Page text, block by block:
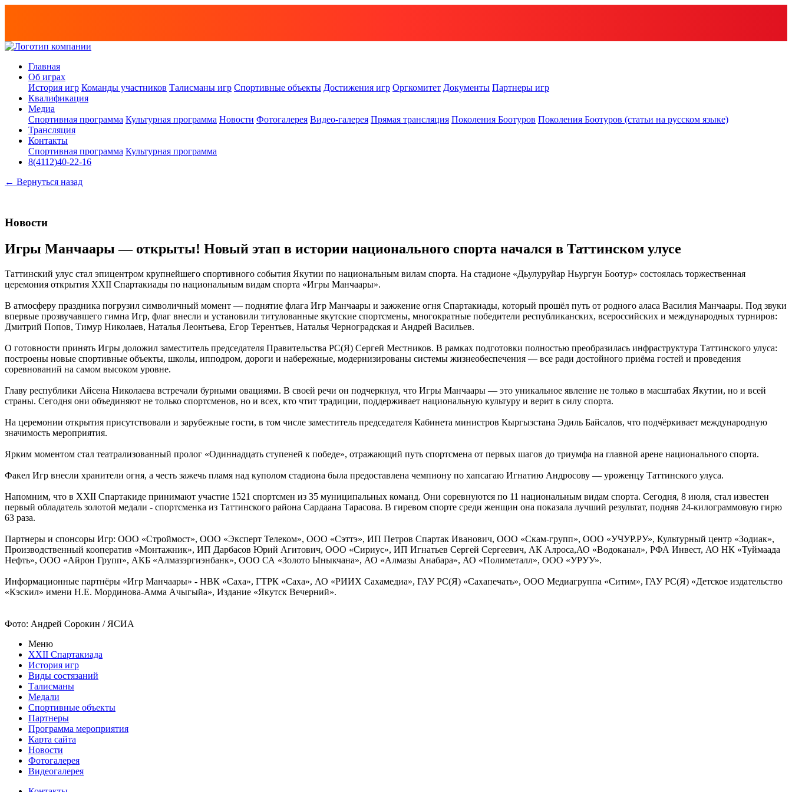
Главная
Об играх
История игр Команды участников Талисманы игр Спортивные объекты Достижения игр Оргкомитет Документы Партнеры игр
Квалификация
Медиа
Спортивная программа Культурная программа Новости Фотогалерея Видео-галерея Прямая трансляция Поколения Боотуров Поколения Боотуров (статьи на русском языке)
Трансляция
Контакты
Спортивная программа Культурная программа
8(4112)40-22-16
← Вернуться назад
Новости
Игры Манчаары — открыты! Новый этап в истории национального спорта начался в Таттинском улусе
Таттинский улус стал эпицентром крупнейшего спортивного события Якутии по национальным вилам спорта. На стадионе «Дьулуруйар Ньургун Боотур» состоялась торжественная
церемония открытия XXII Спартакиады по национальным видам спорта «Игры Манчаары».
В атмосферу праздника погрузил символичный момент — поднятие флага Игр Манчаары и зажжение огня Спартакиады, который прошёл путь от родного аласа Василия Манчаары. Под звуки
впервые прозвучавшего гимна Игр, флаг внесли и установили титулованные якутские спортсмены, многократные победители республиканских, всероссийских и международных турниров:
Дмитрий Попов, Тимур Николаев, Наталья Леонтьева, Егор Терентьев, Наталья Черноградская и Андрей Васильев.
О готовности принять Игры доложил заместитель председателя Правительства РС(Я) Сергей Местников. В рамках подготовки полностью преобразилась инфраструктура Таттинского улуса:
построены новые спортивные объекты, школы, ипподром, дороги и набережные, модернизированы системы жизнеобеспечения — все ради достойного приёма гостей и проведения
соревнований на самом высоком уровне.
Главу республики Айсена Николаева встречали бурными овациями. В своей речи он подчеркнул, что Игры Манчаары — это уникальное явление не только в масштабах Якутии, но и всей
страны. Сегодня они объединяют не только спортсменов, но и всех, кто чтит традиции, поддерживает национальную культуру и верит в силу спорта.
На церемонии открытия присутствовали и зарубежные гости, в том числе заместитель председателя Кабинета министров Кыргызстана Эдиль Байсалов, что подчёркивает международную
значимость мероприятия.
Ярким моментом стал театрализованный пролог «Одиннадцать ступеней к победе», отражающий путь спортсмена от первых шагов до триумфа на главной арене национального спорта.
Факел Игр внесли хранители огня, а честь зажечь пламя над куполом стадиона была предоставлена чемпиону по хапсагаю Игнатию Андросову — уроженцу Таттинского улуса.
Напомним, что в XXII Спартакиде принимают участие 1521 спортсмен из 35 муниципальных команд. Они соревнуются по 11 национальным видам спорта. Сегодня, 8 июля, стал известен
первый обладатель золотой медали - спортсменка из Таттинского района Сардаана Тарасова. В гиревом спорте среди женщин она показала лучший результат, подняв 24-килограммовую гирю
63 раза.
Партнеры и спонсоры Игр: ООО «Строймост», ООО «Эксперт Телеком», ООО «Сэттэ», ИП Петров Спартак Иванович, ООО «Скам-групп», ООО «УЧУР.РУ», Культурный центр «Зодиак»,
Производственный кооператив «Монтажник», ИП Дарбасов Юрий Агитович, ООО «Сириус», ИП Игнатьев Сергей Сергеевич, АК Алроса,АО «Водоканал», РФА Инвест, АО НК «Туймаада
Нефть», ООО «Айрон Групп», АКБ «Алмазэргиэнбанк», ООО СА «Золото Ыныкчана», АО «Алмазы Анабара», АО «Полиметалл», ООО «УРУУ».
Информационные партнёры «Игр Манчаары» - НВК «Саха», ГТРК «Саха», АО «РИИХ Сахамедиа», ГАУ РС(Я) «Сахапечать», ООО Медиагруппа «Ситим», ГАУ РС(Я) «Детское издательство
«Кэскил» имени Н.Е. Мординова-Амма Ачыгыйа», Издание «Якутск Вечерний».
Фото: Андрей Сорокин / ЯСИА
Меню
XXII Спартакиада
История игр
Виды состязаний
Талисманы
Медали
Спортивные объекты
Партнеры
Программа мероприятия
Карта сайта
Новости
Фотогалерея
Видеогалерея